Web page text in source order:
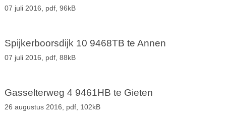
07 juli 2016, pdf, 96kB
Spijkerboorsdijk 10 9468TB te Annen
07 juli 2016, pdf, 88kB
Gasselterweg 4 9461HB te Gieten
26 augustus 2016, pdf, 102kB